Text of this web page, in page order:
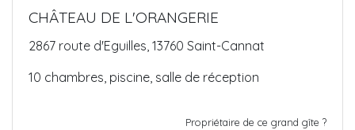
CHÂTEAU DE L'ORANGERIE
2867 route d'Eguilles, 13760 Saint-Cannat
10 chambres, piscine, salle de réception
Propriétaire de ce grand gîte ?